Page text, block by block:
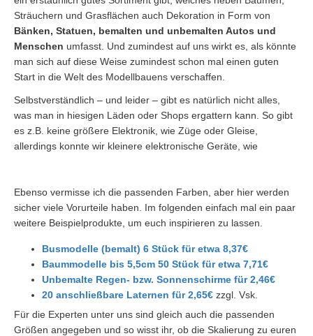
Sträuchern und Grasflächen auch Dekoration in Form von
Bänken, Statuen, bemalten und unbemalten Autos und
Menschen umfasst. Und zumindest auf uns wirkt es, als könnte
man sich auf diese Weise zumindest schon mal einen guten
Start in die Welt des Modellbauens verschaffen.
Selbstverständlich – und leider – gibt es natürlich nicht alles,
was man in hiesigen Läden oder Shops ergattern kann. So gibt
es z.B. keine größere Elektronik, wie Züge oder Gleise,
allerdings konnte wir kleinere elektronische Geräte, wie
Ebenso vermisse ich die passenden Farben, aber hier werden
sicher viele Vorurteile haben. Im folgenden einfach mal ein paar
weitere Beispielprodukte, um euch inspirieren zu lassen.
Busmodelle (bemalt) 6 Stück für etwa 8,37€
Baummodelle bis 5,5cm 50 Stück für etwa 7,71€
Unbemalte Regen- bzw. Sonnenschirme für 2,46€
20 anschließbare Laternen für 2,65€ zzgl. Vsk.
Für die Experten unter uns sind gleich auch die passenden
Größen angegeben und so wisst ihr, ob die Skalierung zu euren